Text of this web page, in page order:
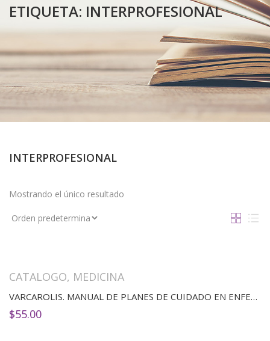
ETIQUETA: INTERPROFESIONAL
INTERPROFESIONAL
Mostrando el único resultado
CATALOGO, MEDICINA
VARCAROLIS. MANUAL DE PLANES DE CUIDADO EN ENFERMERÍA PSIQUIÁTRICA: UN ENFOQUE INTERPROFESIONAL, 6ED
$55.00